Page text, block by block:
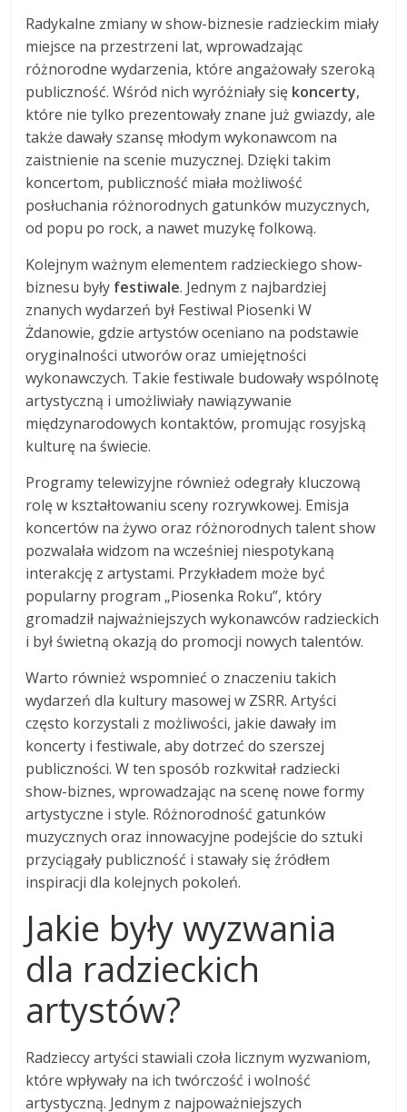
Radykalne zmiany w show-biznesie radzieckim miały
miejsce na przestrzeni lat, wprowadzając
różnorodne wydarzenia, które angażowały szeroką
publiczność. Wśród nich wyróżniały się koncerty,
które nie tylko prezentowały znane już gwiazdy, ale
także dawały szansę młodym wykonawcom na
zaistnienie na scenie muzycznej. Dzięki takim
koncertom, publiczność miała możliwość
posłuchania różnorodnych gatunków muzycznych,
od popu po rock, a nawet muzykę folkową.
Kolejnym ważnym elementem radzieckiego show-
biznesu były festiwale. Jednym z najbardziej
znanych wydarzeń był Festiwal Piosenki W
Żdanowie, gdzie artystów oceniano na podstawie
oryginalności utworów oraz umiejętności
wykonawczych. Takie festiwale budowały wspólnotę
artystyczną i umożliwiały nawiązywanie
międzynarodowych kontaktów, promując rosyjską
kulturę na świecie.
Programy telewizyjne również odegrały kluczową
rolę w kształtowaniu sceny rozrywkowej. Emisja
koncertów na żywo oraz różnorodnych talent show
pozwalała widzom na wcześniej niespotykaną
interakcję z artystami. Przykładem może być
popularny program „Piosenka Roku”, który
gromadził najważniejszych wykonawców radzieckich
i był świetną okazją do promocji nowych talentów.
Warto również wspomnieć o znaczeniu takich
wydarzeń dla kultury masowej w ZSRR. Artyści
często korzystali z możliwości, jakie dawały im
koncerty i festiwale, aby dotrzeć do szerszej
publiczności. W ten sposób rozkwitał radziecki
show-biznes, wprowadzając na scenę nowe formy
artystyczne i style. Różnorodność gatunków
muzycznych oraz innowacyjne podejście do sztuki
przyciągały publiczność i stawały się źródłem
inspiracji dla kolejnych pokoleń.
Jakie były wyzwania
dla radzieckich
artystów?
Radzieccy artyści stawiali czoła licznym wyzwaniom,
które wpływały na ich twórczość i wolność
artystyczną. Jednym z najpoważniejszych